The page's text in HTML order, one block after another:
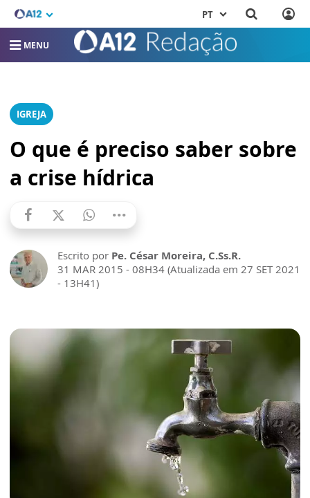
PT
MENU
IGREJA
O que é preciso saber sobre
a crise hídrica
Escrito por Pe. César Moreira, C.Ss.R.
31 MAR 2015 - 08H34 (Atualizada em 27 SET 2021
- 13H41)